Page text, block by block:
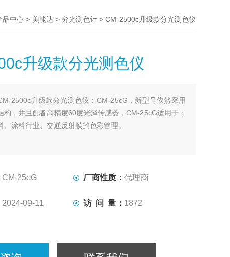
品中心> 美能达 > 分光测色计> CM-2500c升级款分光测色仪
升级款分光测色仪
2500c升级款分光测色仪：CM-25cG，新型号依然采用
构，并且配备高精度60度光泽传感器，CM-25cG适用于：
、涂料行业、交通反射膜的色彩管理。
CM-25cG 厂商性质：代理商
2024-09-11 访 问 量： 1872